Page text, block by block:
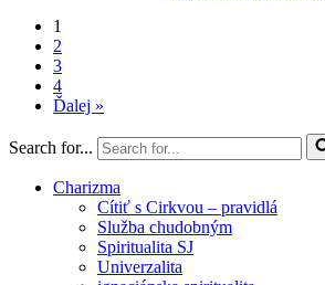
1
2
3
4
Ďalej »
Search for...
Charizma
Cítiť s Cirkvou – pravidlá
Služba chudobným
Spiritualita SJ
Univerzalita